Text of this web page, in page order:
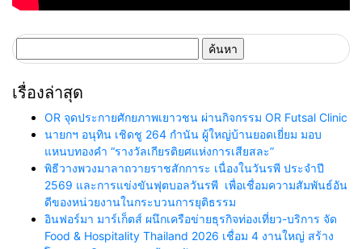
สำหรับ:
เรื่องล่าสุด
OR จุดประกายศักยภาพเยาวชน ผ่านกิจกรรม OR Futsal Clinic
นายกฯ อนุทิน เชิดชู 264 กำนัน ผู้ใหญ่บ้านยอดเยี่ยม มอบ
แหนบทองคำ “รางวัลเกียรติยศแห่งการเสียสละ”
พิธีวางพวงมาลาถวายราชสักการะ เนื่องในวันรพี ประจำปี
2569 และการแข่งขันฟุตบอลวันรพี เพื่อเชื่อมความสัมพันธ์อัน
ดีของหน่วยงานในกระบวนการยุติธรรม
อินฟอร์มา มาร์เก็ตส์ ผนึกเครือข่ายธุรกิจท่องเที่ยว-บริการ จัด
Food & Hospitality Thailand 2026 เชื่อม 4 งานใหญ่ สร้าง